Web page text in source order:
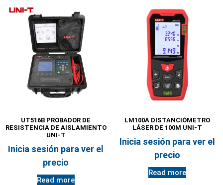
UT516B PROBADOR DE
RESISTENCIA DE AISLAMIENTO
UNI-T
Inicia sesión para ver el
precio
Read more
LM100A DISTANCIÓMETRO
LÁSER DE 100M UNI-T
Inicia sesión para ver el
precio
Read more